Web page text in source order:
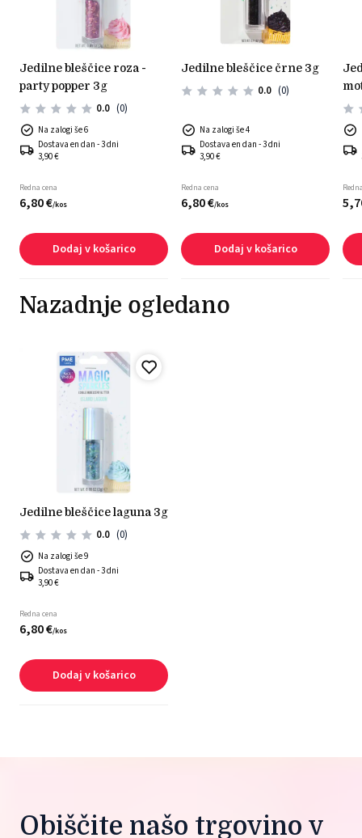
jedilne bleščice roza -
party popper 3g
0.0 (0)
Na zalogi še 6
Dostava en dan - 3 dni
3,90 €
Redna cena
6,80€/kos
Dodaj v košarico
jedilne bleščice črne 3g
0.0 (0)
Na zalogi še 4
Dostava en dan - 3 dni
3,90 €
Redna cena
6,80€/kos
Dodaj v košarico
jedilne črne bleščice
5,
Nazadnje ogledano
jedilne bleščice laguna 3g
0.0 (0)
Na zalogi še 9
Dostava en dan - 3 dni
3,90 €
Redna cena
6,80€/kos
Dodaj v košarico
Obiščite našo trgovino v